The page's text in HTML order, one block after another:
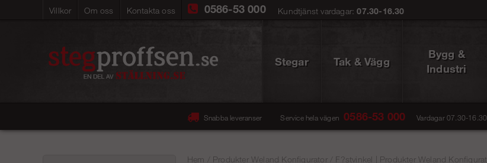
Villkor Om oss Kontakta oss 0586-53 000 Kundtjänst vardagar:07.30-16.30
Stegar Tak & Vägg
Bygg &
Industri
Snabba leveranser Service hela vägen 0586-53 000 Vardagar 07.30-16.30
Hem Produkter Weland Konfigurator/ F?stvinkel | Produkter Weland